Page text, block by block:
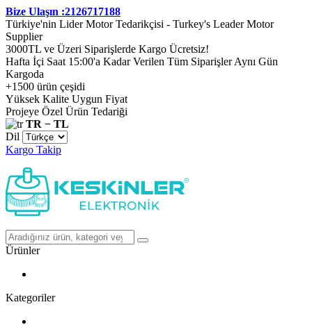
Bize Ulaşın :2126717188
Türkiye'nin Lider Motor Tedarikçisi - Turkey's Leader Motor
Supplier
3000TL ve Üzeri Siparişlerde Kargo Ücretsiz!
Hafta İçi Saat 15:00'a Kadar Verilen Tüm Siparişler Aynı Gün
Kargoda
+1500 ürün çeşidi
Yüksek Kalite Uygun Fiyat
Projeye Özel Ürün Tedariği
TR − TL
Dil
Kargo Takip
Ürünler
Kategoriler